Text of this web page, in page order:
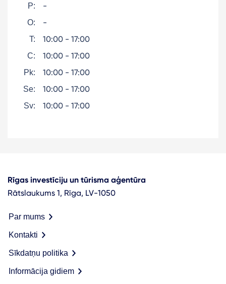
P: -
O: -
T: 10:00 - 17:00
C: 10:00 - 17:00
Pk: 10:00 - 17:00
Se: 10:00 - 17:00
Sv: 10:00 - 17:00
Rīgas investīciju un tūrisma aģentūra
Rātslaukums 1, Rīga, LV-1050
Par mums
Kontakti
Sīkdatņu politika
Informācija gidiem